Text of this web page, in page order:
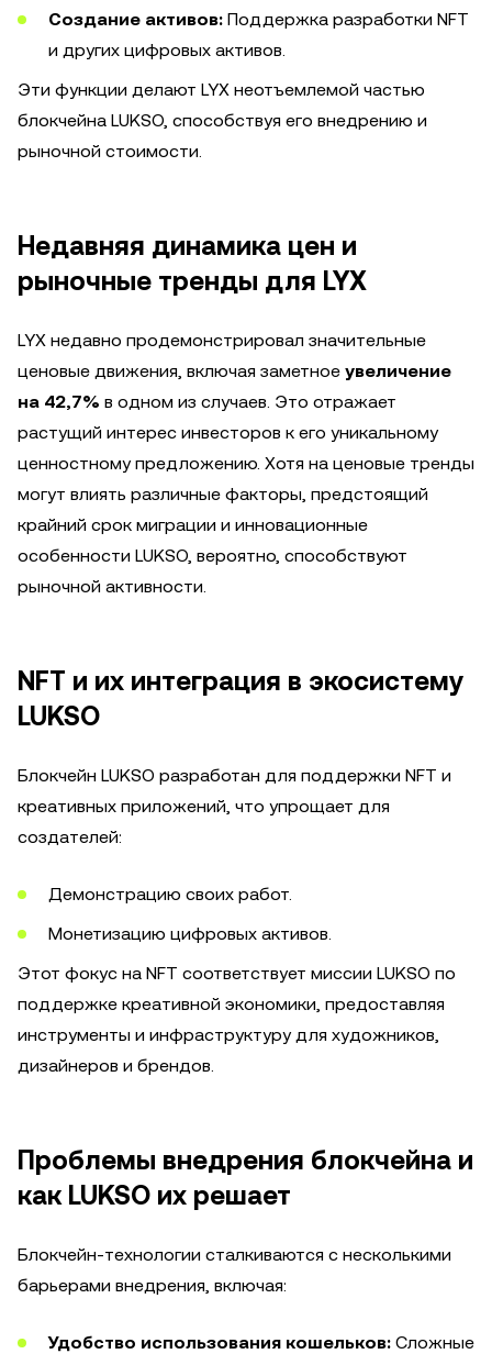
Создание активов: Поддержка разработки NFT
и других цифровых активов.
Эти функции делают LYX неотъемлемой частью
блокчейна LUKSO, способствуя его внедрению и
рыночной стоимости.
Недавняя динамика цен и
рыночные тренды для LYX
LYX недавно продемонстрировал значительные
ценовые движения, включая заметное увеличение
на 42,7% в одном из случаев. Это отражает
растущий интерес инвесторов к его уникальному
ценностному предложению. Хотя на ценовые тренды
могут влиять различные факторы, предстоящий
крайний срок миграции и инновационные
особенности LUKSO, вероятно, способствуют
рыночной активности.
NFT и их интеграция в экосистему
LUKSO
Блокчейн LUKSO разработан для поддержки NFT и
креативных приложений, что упрощает для
создателей:
Демонстрацию своих работ.
Монетизацию цифровых активов.
Этот фокус на NFT соответствует миссии LUKSO по
поддержке креативной экономики, предоставляя
инструменты и инфраструктуру для художников,
дизайнеров и брендов.
Проблемы внедрения блокчейна и
как LUKSO их решает
Блокчейн-технологии сталкиваются с несколькими
барьерами внедрения, включая:
Удобство использования кошельков: Сложные